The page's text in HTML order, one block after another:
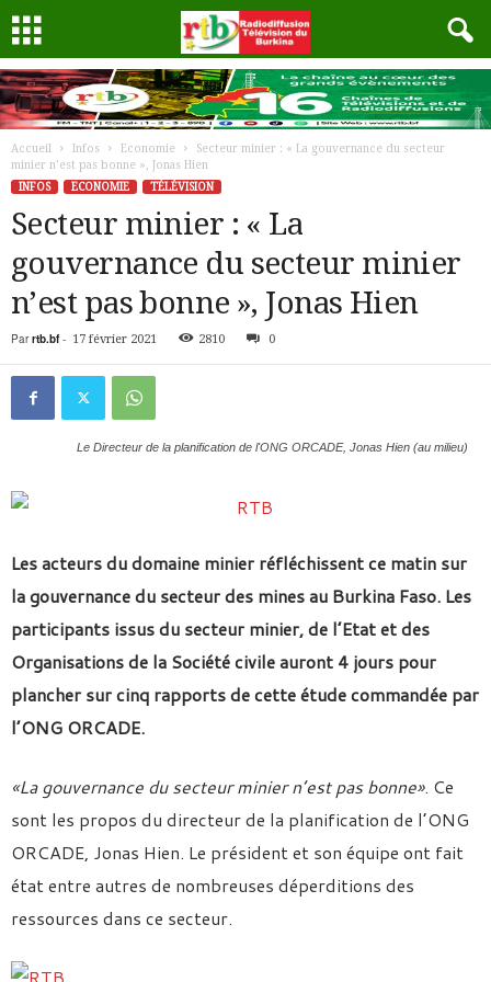
Accueil Infos Economie
Secteur minier : « La gouvernance du secteur
minier n’est pas bonne », Jonas Hien
INFOS
ECONOMIE TÉLÉVISION
Secteur minier : « La
gouvernance du secteur minier
n’est pas bonne », Jonas Hien
Par rtb.bf- 17 février 2021 2810 0
Le Directeur de la planification de l'ONG ORCADE, Jonas Hien (au milieu)
Les acteurs du domaine minier réfléchissent ce matin sur
la gouvernance du secteur des mines au Burkina Faso. Les
participants issus du secteur minier, de l’Etat et des
Organisations de la Société civile auront 4 jours pour
plancher sur cinq rapports de cette étude commandée par
l’ONG ORCADE.
«La gouvernance du secteur minier n’est pas bonne». Ce
sont les propos du directeur de la planification de l’ONG
ORCADE, Jonas Hien. Le président et son équipe ont fait
état entre autres de nombreuses déperditions des
ressources dans ce secteur.